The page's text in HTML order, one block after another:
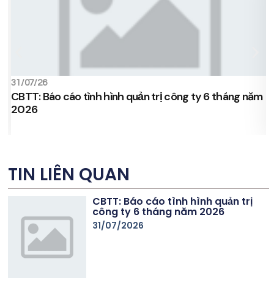
31/07/26
CBTT: Báo cáo tình hình quản trị công ty 6 tháng năm
2026
TIN LIÊN QUAN
CBTT: Báo cáo tình hình quản trị
công ty 6 tháng năm 2026
31/07/2026